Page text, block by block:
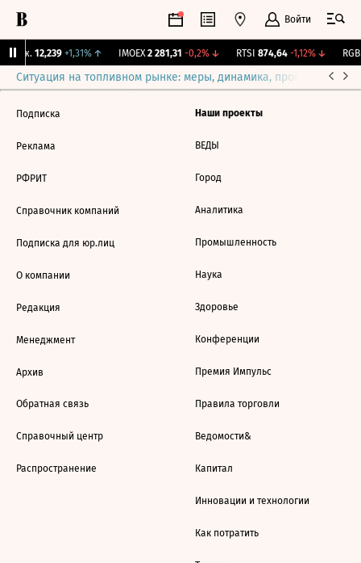
Войти
Бирж. 12,239 +1,31%↑ IMOEX 2 281,31 -0,2%↓ RTSI 874,64 -1,12%↓ RGBI
Ситуация на топливном рынке: меры, динамика, прогнозы
Подписка
Реклама
РФРИТ
Справочник компаний
Подписка для юр.лиц
О компании
Редакция
Менеджмент
Архив
Обратная связь
Справочный центр
Распространение
Наши проекты
ВЕДЫ
Город
Аналитика
Промышленность
Наука
Здоровье
Конференции
Премия Импульс
Правила торговли
Ведомости&
Капитал
Инновации и технологии
Как потратить